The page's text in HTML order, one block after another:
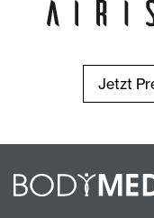
Jetzt